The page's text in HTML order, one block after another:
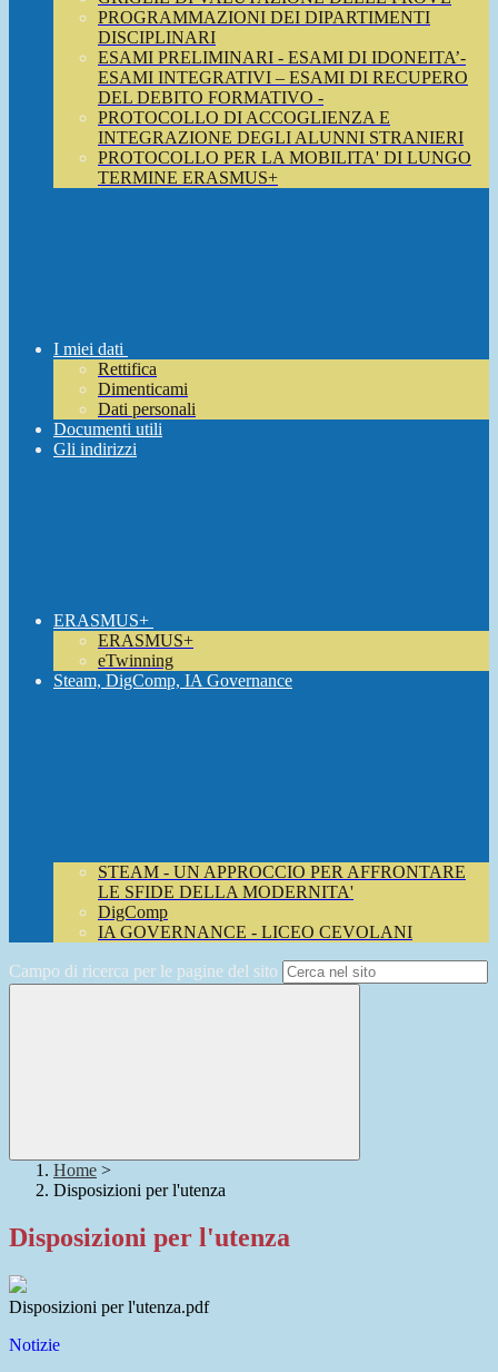
PROGRAMMAZIONI DEI DIPARTIMENTI
DISCIPLINARI
ESAMI PRELIMINARI - ESAMI DI IDONEITA’-
ESAMI INTEGRATIVI – ESAMI DI RECUPERO
DEL DEBITO FORMATIVO -
PROTOCOLLO DI ACCOGLIENZA E
INTEGRAZIONE DEGLI ALUNNI STRANIERI
PROTOCOLLO PER LA MOBILITA' DI LUNGO
TERMINE ERASMUS+
I miei dati
Rettifica
Dimenticami
Dati personali
Documenti utili
Gli indirizzi
ERASMUS+
ERASMUS+
eTwinning
Steam, DigComp, IA Governance
STEAM - UN APPROCCIO PER AFFRONTARE
LE SFIDE DELLA MODERNITA'
DigComp
IA GOVERNANCE - LICEO CEVOLANI
Campo di ricerca per le pagine del sito
Home >
Disposizioni per l'utenza
Disposizioni per l'utenza
Disposizioni per l'utenza.pdf
Notizie